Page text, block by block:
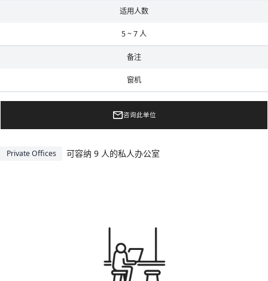
适用人数
5 ~ 7 人
备注
窗机
咨询此单位
Private Offices 可容纳 9 人的私人办公室